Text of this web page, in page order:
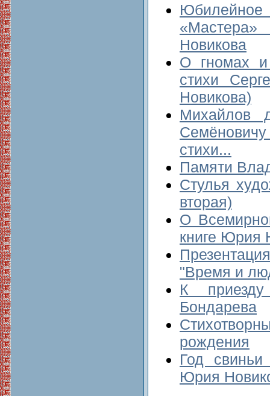
Новикова
О гномах
стихи
Новикова)
Михайлов
стихи...
Памяти
Стулья
вторая)
О
книге Юрия
"Время и
К
Бондарева
рождения
Год
Юрия